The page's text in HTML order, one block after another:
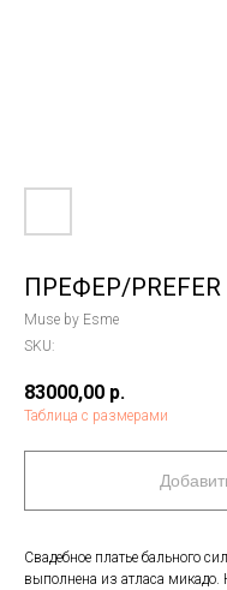
ПРЕФЕР/PREFER
Muse by Esme
SKU:
83000,00 р.
Таблица с размерами
Свадебное платье бального
выполнена из атласа